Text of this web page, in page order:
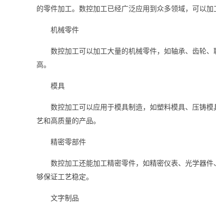
的零件加工。数控加工已经广泛应用到众多领域，可以加
机械零件
数控加工可以加工大量的机械零件，如轴承、齿轮
高。
模具
数控加工可以应用于模具制造，如塑料模具、压铸
艺和高质量的产品。
精密零部件
数控加工还能加工精密零件，如精密仪表、光学器
够保证工艺稳定。
文字制品